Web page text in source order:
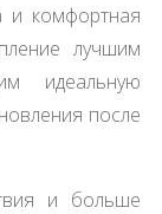
и комфортная
лучшим
идеальную
после
и больше